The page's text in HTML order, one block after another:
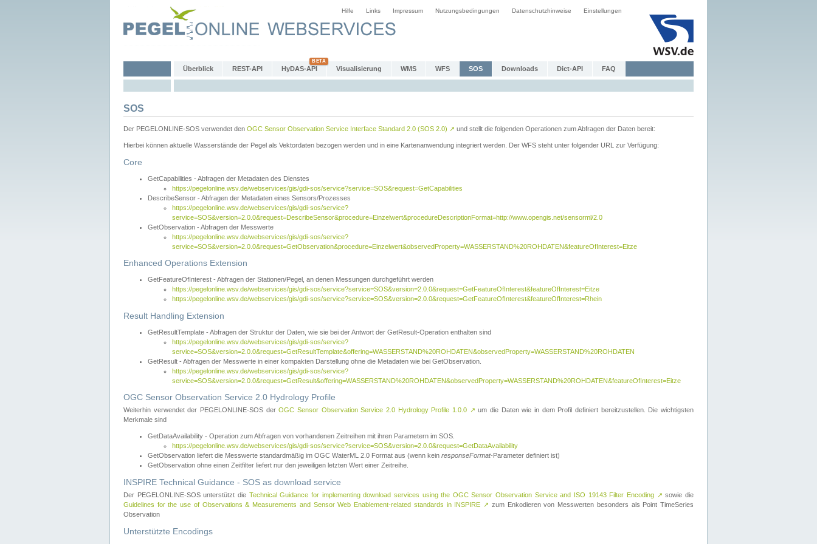
Hilfe Links Impressum Nutzungsbedingungen Datenschutzhinweise Einstellungen
Überblick REST-API HyDAS-API Visualisierung WMS WFS SOS Downloads Dict-API FAQ
SOS
Der PEGELONLINE-SOS verwendet den OGC Sensor Observation Service Interface Standard 2.0 (SOS 2.0) ↗ und stellt die folgenden Operationen zum Abfragen der Daten bereit:
Hierbei können aktuelle Wasserstände der Pegel als Vektordaten bezogen werden und in eine Kartenanwendung integriert werden. Der WFS steht unter folgender URL zur Verfügung:
Core
GetCapabilities - Abfragen der Metadaten des Dienstes
https://pegelonline.wsv.de/webservices/gis/gdi-sos/service?service=SOS&request=GetCapabilities
DescribeSensor - Abfragen der Metadaten eines Sensors/Prozesses
https://pegelonline.wsv.de/webservices/gis/gdi-sos/service?
service=SOS&version=2.0.0&request=DescribeSensor&procedure=Einzelwert&procedureDescriptionFormat=http://www.opengis.net/sensorml/2.0
GetObservation - Abfragen der Messwerte
https://pegelonline.wsv.de/webservices/gis/gdi-sos/service?
service=SOS&version=2.0.0&request=GetObservation&procedure=Einzelwert&observedProperty=WASSERSTAND%20ROHDATEN&featureOfInterest=Eitze
Enhanced Operations Extension
GetFeatureOfInterest - Abfragen der Stationen/Pegel, an denen Messungen durchgeführt werden
https://pegelonline.wsv.de/webservices/gis/gdi-sos/service?service=SOS&version=2.0.0&request=GetFeatureOfInterest&featureOfInterest=Eitze
https://pegelonline.wsv.de/webservices/gis/gdi-sos/service?service=SOS&version=2.0.0&request=GetFeatureOfInterest&featureOfInterest=Rhein
Result Handling Extension
GetResultTemplate - Abfragen der Struktur der Daten, wie sie bei der Antwort der GetResult-Operation enthalten sind
https://pegelonline.wsv.de/webservices/gis/gdi-sos/service?
service=SOS&version=2.0.0&request=GetResultTemplate&offering=WASSERSTAND%20ROHDATEN&observedProperty=WASSERSTAND%20ROHDATEN
GetResult - Abfragen der Messwerte in einer kompakten Darstellung ohne die Metadaten wie bei GetObservation.
https://pegelonline.wsv.de/webservices/gis/gdi-sos/service?
service=SOS&version=2.0.0&request=GetResult&offering=WASSERSTAND%20ROHDATEN&observedProperty=WASSERSTAND%20ROHDATEN&featureOfInterest=Eitze
OGC Sensor Observation Service 2.0 Hydrology Profile
Weiterhin verwendet der PEGELONLINE-SOS derOGC Sensor Observation Service 2.0 Hydrology Profile 1.0.0 ↗ um die Daten wie in dem Profil definiert bereitzustellen. Die wichtigsten
Merkmale sind
GetDataAvailability - Operation zum Abfragen von vorhandenen Zeitreihen mit ihren Parametern im SOS.
https://pegelonline.wsv.de/webservices/gis/gdi-sos/service?service=SOS&version=2.0.0&request=GetDataAvailability
GetObservation liefert die Messwerte standardmäßig im OGC WaterML 2.0 Format aus (wenn kein responseFormat-Parameter definiert ist)
GetObservation ohne einen Zeitfilter liefert nur den jeweiligen letzten Wert einer Zeitreihe.
INSPIRE Technical Guidance - SOS as download service
Der PEGELONLINE-SOS unterstützt die Technical Guidance for implementing download services using the OGC Sensor Observation Service and ISO 19143 Filter Encoding ↗ sowie die
Guidelines for the use of Observations & Measurements and Sensor Web Enablement-related standards in INSPIRE ↗ zum Enkodieren von Messwerten besonders als Point TimeSeries
Observation
Unterstützte Encodings